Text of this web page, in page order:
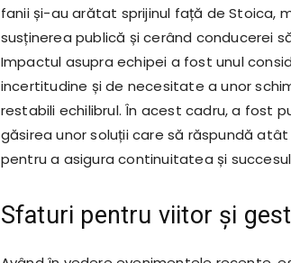
fanii și-au arătat sprijinul față de Stoica,
susținerea publică și cerând conducerei
Impactul asupra echipei a fost unul
incertitudine și de necesitate a unor
restabili echilibrul. În acest cadru, a fost
găsirea unor soluții care să răspundă
pentru a asigura continuitatea și
Sfaturi pentru viitor și